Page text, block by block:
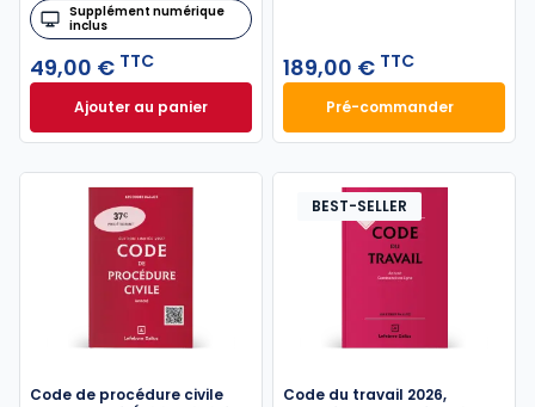
Supplément numérique
inclus
49,00 € TTC
Ajouter au panierCode civil 2027, annoté à 49,00 € TTC
189,00 € TTC
Pré-commander
Mémento
Code de procédure civile
BEST-SELLER
Code du travail 2026,